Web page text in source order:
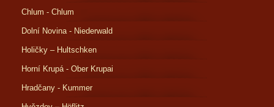
Chlum - Chlum
Dolní Novina - Niederwald
Holičky – Hultschken
Horní Krupá - Ober Krupai
Hradčany - Kummer